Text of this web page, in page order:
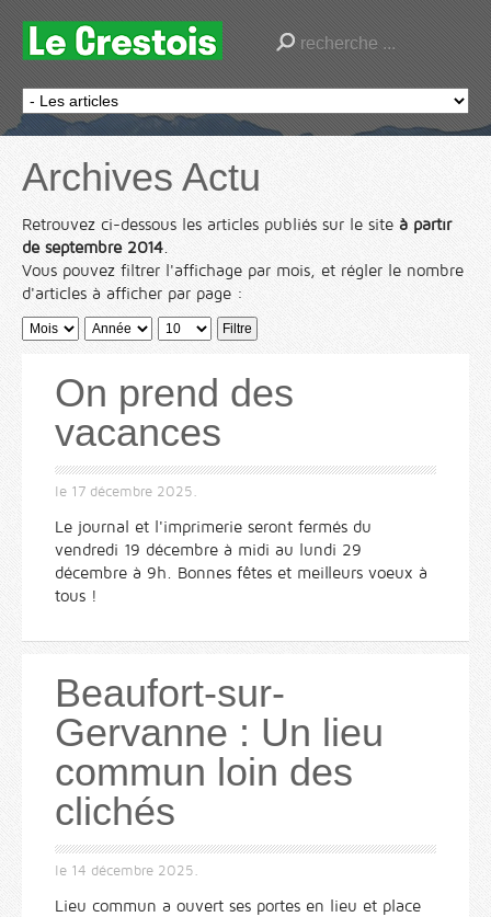
Archives Actu
Retrouvez ci-dessous les articles publiés sur le site à partir
de septembre 2014
Vous pouvez filtrer l'affichage par mois, et régler le nombre
d'articles à afficher par page :
Filtre
On prend des
vacances
le 17 décembre 2025.
Le journal et l'imprimerie seront fermés du
vendredi 19 décembre à midi au lundi 29
décembre à 9h. Bonnes fêtes et meilleurs voeux à
tous !
Beaufort-sur-
Gervanne : Un lieu
commun loin des
clichés
le 14 décembre 2025.
Lieu commun a ouvert ses portes en lieu et place